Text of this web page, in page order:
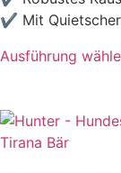
✔ Mit Quietscher
Ausführung